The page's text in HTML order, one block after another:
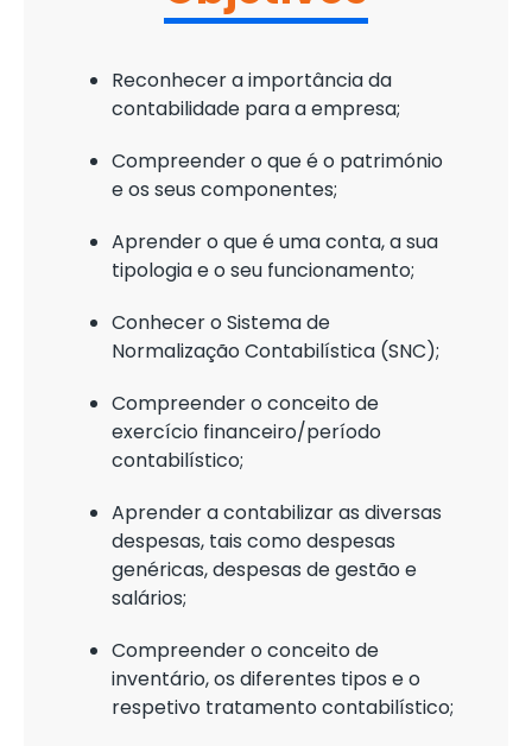
Reconhecer a importância da
contabilidade para a empresa;
Compreender o que é o património
e os seus componentes;
Aprender o que é uma conta, a sua
tipologia e o seu funcionamento;
Conhecer o Sistema de
Normalização Contabilística (SNC);
Compreender o conceito de
exercício financeiro/período
contabilístico;
Aprender a contabilizar as diversas
despesas, tais como despesas
genéricas, despesas de gestão e
salários;
Compreender o conceito de
inventário, os diferentes tipos e o
respetivo tratamento contabilístico;